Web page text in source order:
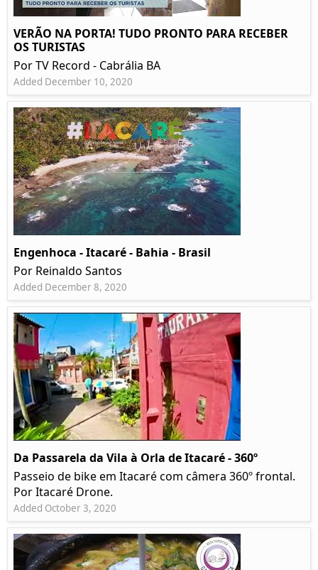
VERÃO NA PORTA! TUDO PRONTO PARA RECEBER
OS TURISTAS
Por TV Record - Cabrália BA
Added December 10, 2020
Engenhoca - Itacaré - Bahia - Brasil
Por Reinaldo Santos
Added December 8, 2020
Da Passarela da Vila à Orla de Itacaré - 360º
Passeio de bike em Itacaré com câmera 360º frontal.
Por Itacaré Drone.
Added October 3, 2020